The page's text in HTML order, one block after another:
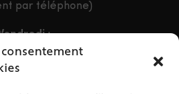
consentement
par téléphone)
:
& 13h30 – 16h30